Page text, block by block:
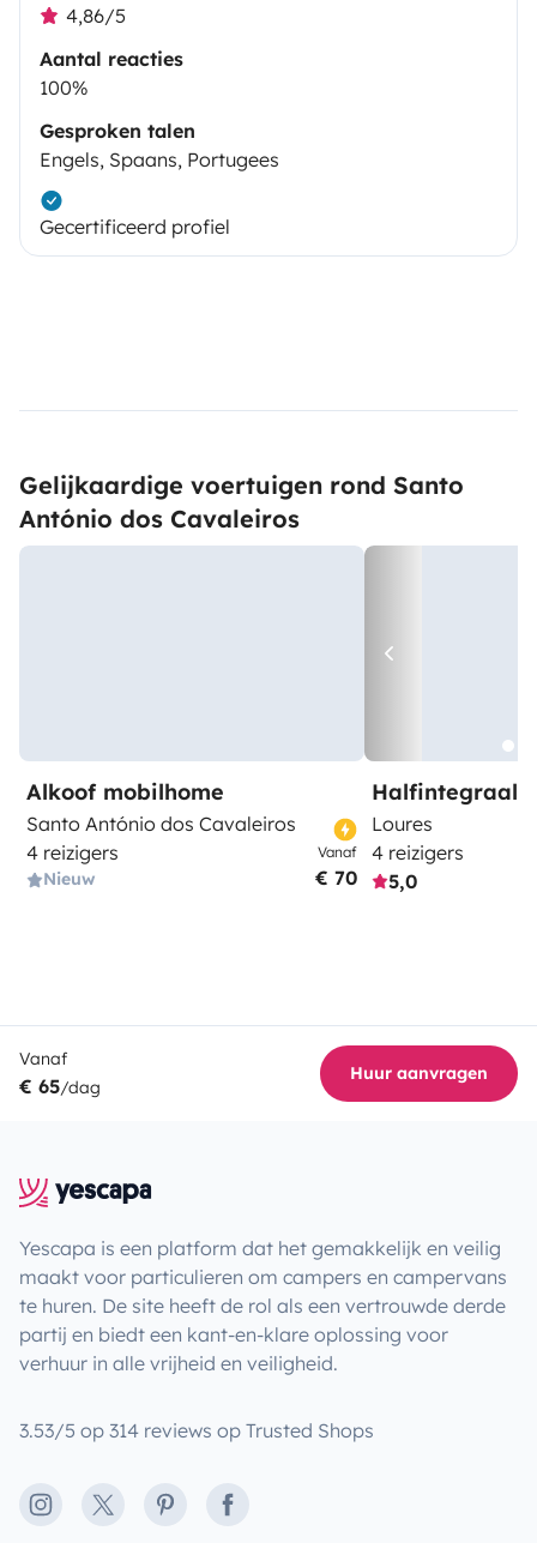
4,86/5
Aantal reacties
100%
Gesproken talen
Engels, Spaans, Portugees
Gecertificeerd profiel
Gelijkaardige voertuigen rond Santo
António dos Cavaleiros
Alkoof mobilhome
Santo António dos Cavaleiros
4 reizigers
Nieuw
Vanaf
€ 70
Halfintegraal
Loures
4 reizigers
5,0
Vanaf
€ 65/dag
Huur aanvragen
Yescapa is een platform dat het gemakkelijk en veilig
maakt voor particulieren om campers en campervans
te huren. De site heeft de rol als een vertrouwde derde
partij en biedt een kant-en-klare oplossing voor
verhuur in alle vrijheid en veiligheid.
3.53/5 op 314 reviews op Trusted Shops
Instagram
X PinterestFacebook